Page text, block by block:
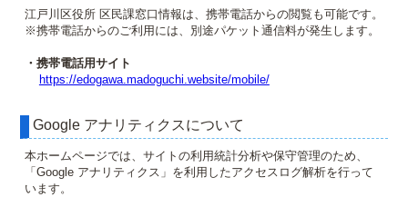
江戸川区役所 区民課窓口情報は、携帯電話からの閲覧も可能です。
※携帯電話からのご利用には、別途パケット通信料が発生します。
・携帯電話用サイト
https://edogawa.madoguchi.website/mobile/
Google アナリティクスについて
本ホームページでは、サイトの利用統計分析や保守管理のため、
「Google アナリティクス」を利用したアクセスログ解析を行って
います。